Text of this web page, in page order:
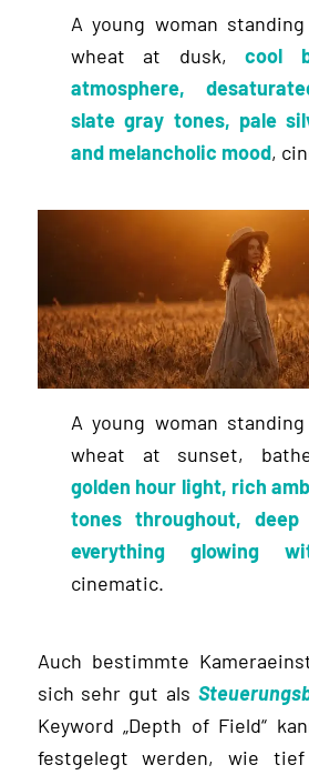
A young woman
wheat at dusk,cool
atmosphere,
slate gray tones, pale
and melancholic mood,
A young woman
wheat at sunset,
golden hour light, rich
tones throughout, deep
everything glowing
cinematic.
Auch bestimmte
sich sehr gut als
Keyword „Depth of Field“
festgelegt werden, wie